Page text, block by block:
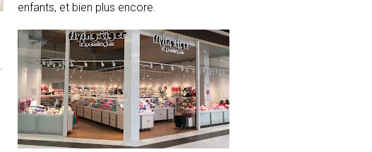
enfants, et bien plus encore.